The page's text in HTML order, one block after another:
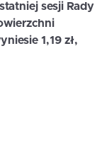
sesji Rady
1,19 zł,